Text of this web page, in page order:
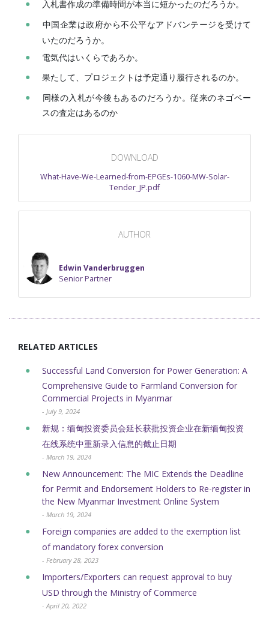
入札書作成の準備時間が本当に短かったのだろうか。
中国企業は政府から不公平なアドバンテージを受けて
いたのだろうか。
電気代はいくらであろか。
果たして、プロジェクトは予定通り履行されるのか。
同様の入札が今後もあるのだろうか。従来のネゴベー
スの査定はあるのか
DOWNLOAD
What-Have-We-Learned-from-EPGEs-1060-MW-Solar-
Tender_JP.pdf
AUTHOR
Edwin Vanderbruggen
Senior Partner
RELATED ARTICLES
Successful Land Conversion for Power Generation: A
Comprehensive Guide to Farmland Conversion for
Commercial Projects in Myanmar
- July 9, 2024
新规：缅甸投资委员会延长获批投资企业在新缅甸投资
在线系统中重新录入信息的截止日期
- March 19, 2024
New Announcement: The MIC Extends the Deadline
for Permit and Endorsement Holders to Re-register in
the New Myanmar Investment Online System
- March 19, 2024
Foreign companies are added to the exemption list
of mandatory forex conversion
- February 28, 2023
Importers/Exporters can request approval to buy
USD through the Ministry of Commerce
- April 20, 2022